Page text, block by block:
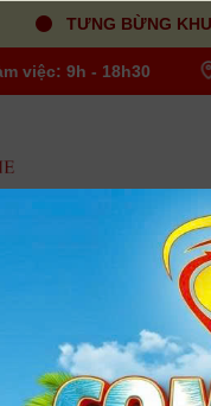
TƯNG BỪNG
việc: 9h - 18h30
4-7.1 IS STM | Chính
Ống kính
| Chính
Người dùng đánh
Tiêu Cự : 24 -